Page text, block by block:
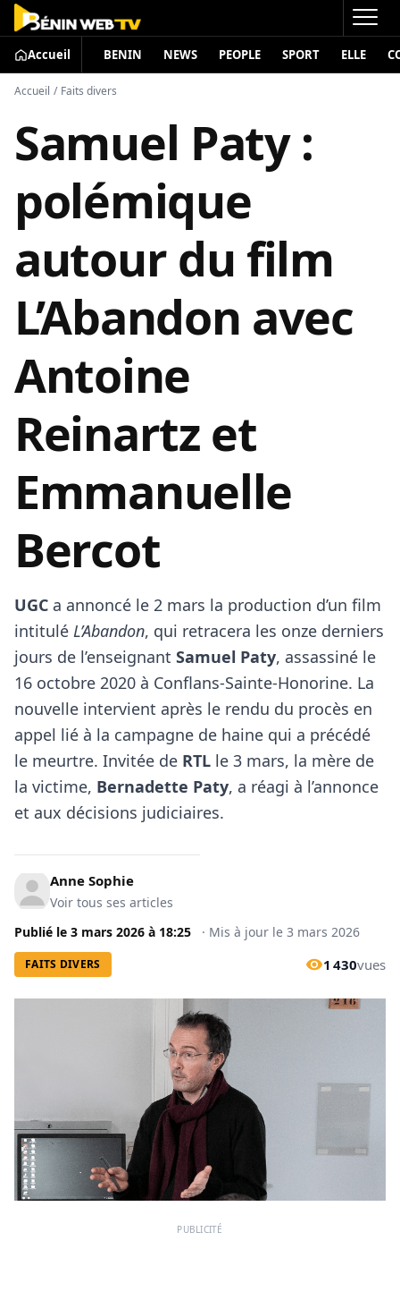
Accueil BENIN NEWS PEOPLE SPORT ELLE
Accueil / Faits divers
Samuel Paty :
polémique
autour du film
L’Abandon avec
Antoine
Reinartz et
Emmanuelle
Bercot
UGC a annoncé le 2 mars la production d’un film
intitulé L’Abandon, qui retracera les onze derniers
jours de l’enseignant Samuel Paty, assassiné le
16 octobre 2020 à Conflans-Sainte-Honorine. La
nouvelle intervient après le rendu du procès en
appel lié à la campagne de haine qui a précédé
le meurtre. Invitée de RTL le 3 mars, la mère de
la victime, Bernadette Paty, a réagi à l’annonce
et aux décisions judiciaires.
Anne Sophie
Voir tous ses articles
Publié le 3 mars 2026 à 18:25 · Mis à jour le 3 mars 2026
FAITS DIVERS 1 430vues
PUBLICITÉ